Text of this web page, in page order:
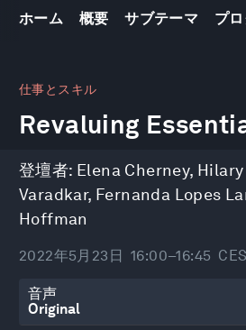
ホーム 概要 サブテーマ プ
仕事とスキル
Revaluing
登壇者: Elena Cherney,
Varadkar, Fernanda Lopes
Hoffman
2022年5月23日 16:00–16:45
音声
seconds
42
minutes,
seconds